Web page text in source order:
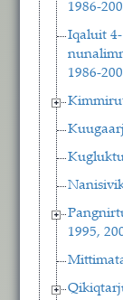
1986-
Iqaluit 4-
1986-
1995,